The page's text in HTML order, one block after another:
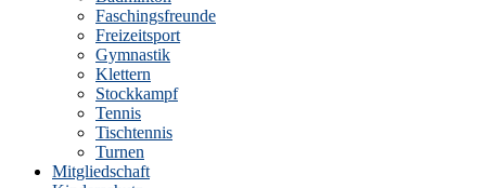
Faschingsfreunde
Freizeitsport
Gymnastik
Klettern
Stockkampf
Tennis
Tischtennis
Turnen
Mitgliedschaft